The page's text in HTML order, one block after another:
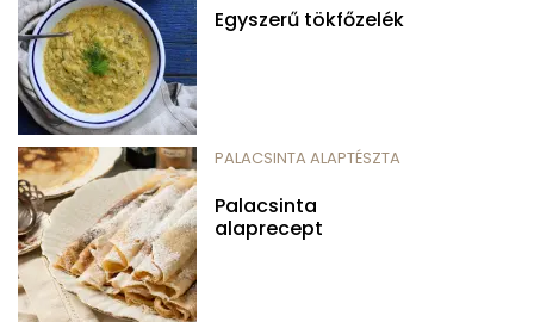
Egyszerű tökfőzelék
PALACSINTA ALAPTÉSZTA
Palacsinta
alaprecept